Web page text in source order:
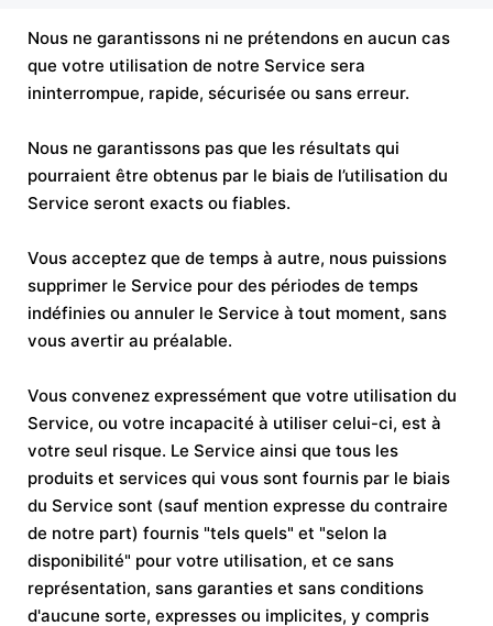
Nous ne garantissons ni ne prétendons en aucun cas
que votre utilisation de notre Service sera
ininterrompue, rapide, sécurisée ou sans erreur.
Nous ne garantissons pas que les résultats qui
pourraient être obtenus par le biais de l’utilisation du
Service seront exacts ou fiables.
Vous acceptez que de temps à autre, nous puissions
supprimer le Service pour des périodes de temps
indéfinies ou annuler le Service à tout moment, sans
vous avertir au préalable.
Vous convenez expressément que votre utilisation du
Service, ou votre incapacité à utiliser celui-ci, est à
votre seul risque. Le Service ainsi que tous les
produits et services qui vous sont fournis par le biais
du Service sont (sauf mention expresse du contraire
de notre part) fournis "tels quels" et "selon la
disponibilité" pour votre utilisation, et ce sans
représentation, sans garanties et sans conditions
d'aucune sorte, expresses ou implicites, y compris